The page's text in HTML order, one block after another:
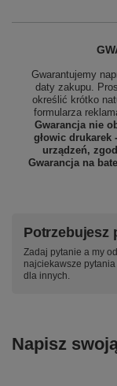
Gwarantujemy
daty zakupu.
określić krótko
formularza
Gwarancja nie
głowic drukarek
urządzeń,
Gwarancja na
Potrzebujesz
Zadaj pytanie a my
najciekawsze
dla innych.
Napisz